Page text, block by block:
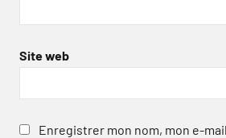
Site web
Enregistrer mon nom, mon e-